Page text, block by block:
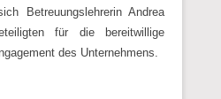
Betreuungslehrerin Andrea
für die bereitwillige
des Unternehmens.